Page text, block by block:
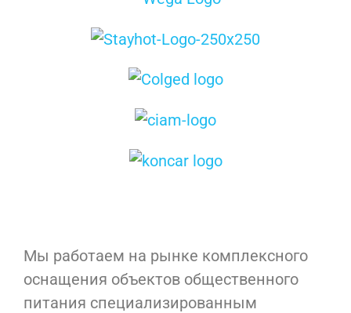
Мы работаем на рынке комплексного
оснащения объектов общественного
питания специализированным